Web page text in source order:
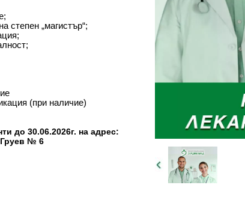
степен „магистър“;
(при наличие)
до 30.06.2026г. на адрес:
№ 6